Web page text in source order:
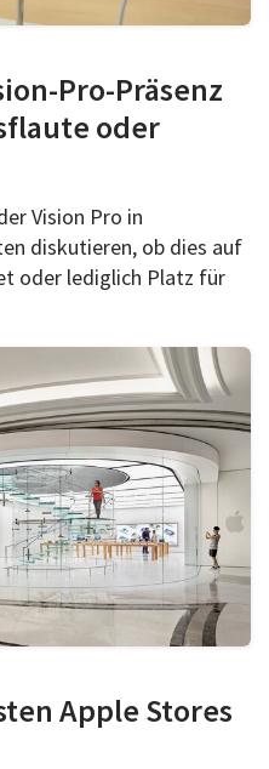
Pro-Präsenz
oder
Vision Pro in
diskutieren, ob dies auf
oder lediglich Platz für
Apple Stores